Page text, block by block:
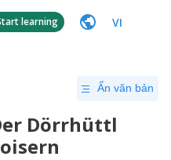
learning VI
Ẩn văn bản
Dörrhüttl